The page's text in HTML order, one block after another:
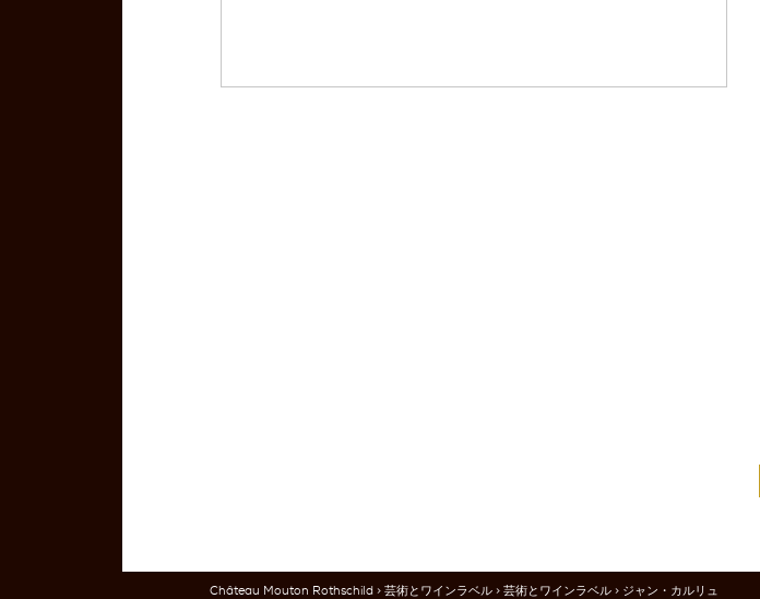
Château Mouton Rothschild > 芸術とワインラベル > 芸術とワインラベル > ジャン・カルリュ